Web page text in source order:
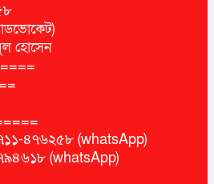
হোসেন
৪৭৬২৫৮ (whatsApp)
(whatsApp)